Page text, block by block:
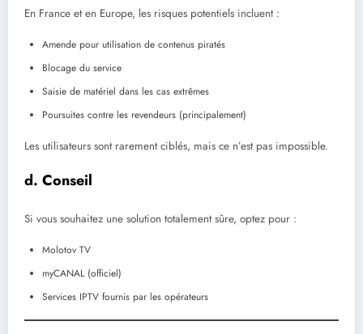
En France et en Europe, les risques potentiels incluent :
Amende pour utilisation de contenus piratés
Blocage du service
Saisie de matériel dans les cas extrêmes
Poursuites contre les revendeurs (principalement)
Les utilisateurs sont rarement ciblés, mais ce n’est pas impossible.
d. Conseil
Si vous souhaitez une solution totalement sûre, optez pour :
Molotov TV
myCANAL (officiel)
Services IPTV fournis par les opérateurs